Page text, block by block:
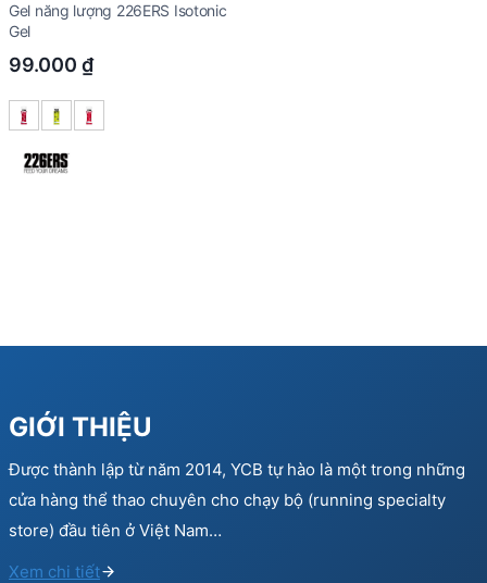
Gel năng lượng 226ERS Isotonic
Gel
99.000 ₫
GIỚI THIỆU
Được thành lập từ năm 2014, YCB tự hào là một trong những
cửa hàng thể thao chuyên cho chạy bộ (running specialty
store) đầu tiên ở Việt Nam…
Xem chi tiết